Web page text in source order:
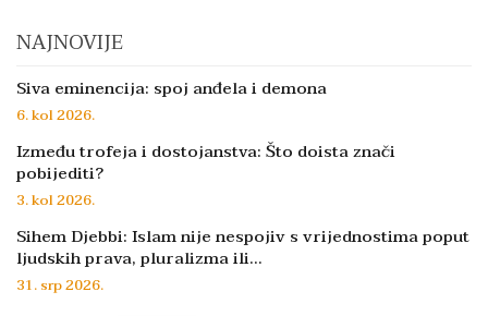
NAJNOVIJE
Siva eminencija: spoj anđela i demona
6. kol 2026.
Između trofeja i dostojanstva: Što doista znači
pobijediti?
3. kol 2026.
Sihem Djebbi: Islam nije nespojiv s vrijednostima poput
ljudskih prava, pluralizma ili…
31. srp 2026.